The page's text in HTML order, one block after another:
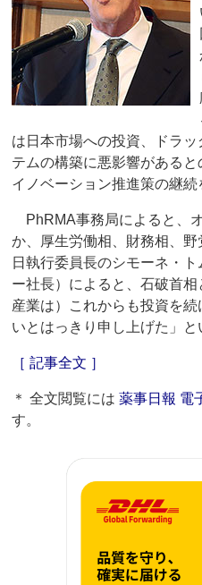
は日本市場への投資、ドラ
テムの構築に悪影響がある
イノベーション推進策の継続
PhRMA事務局によると、
か、厚生労働相、財務相、
日執行委員長のシモーネ・
ー社長）によると、石破首
産業は）これからも投資を
いとはっきり申し上げた」と
［ 記事全文 ］
＊ 全文閲覧には薬事日報 電
す。